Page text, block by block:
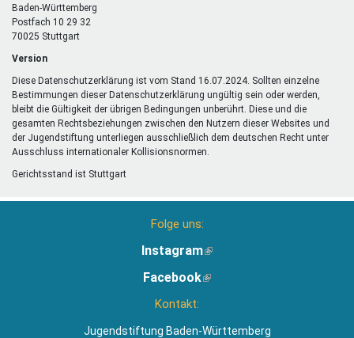
Baden-Württemberg
Postfach 10 29 32
70025 Stuttgart
Version
Diese Datenschutzerklärung ist vom Stand 16.07.2024. Sollten einzelne
Bestimmungen dieser Datenschutzerklärung ungültig sein oder werden,
bleibt die Gültigkeit der übrigen Bedingungen unberührt. Diese und die
gesamten Rechtsbeziehungen zwischen den Nutzern dieser Websites und
der Jugendstiftung unterliegen ausschließlich dem deutschen Recht unter
Ausschluss internationaler Kollisionsnormen.
Gerichtsstand ist Stuttgart
Folge uns:
Instagram(Link
extern)
Facebook(Link
Kontakt:
Jugendstiftung Baden-Württemberg